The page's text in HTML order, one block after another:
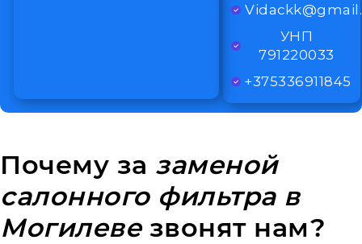
УНП
791220033
+375336911845
Почему за заменой
салонного фильтра в
Могилевезвонят нам?